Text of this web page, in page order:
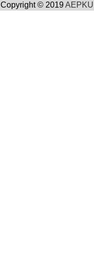
Copyright © 2019